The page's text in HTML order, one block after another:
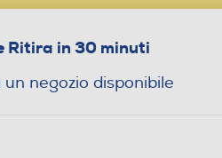
Star Club Magazine
Ritira in 30 minuti
un negozio disponibile